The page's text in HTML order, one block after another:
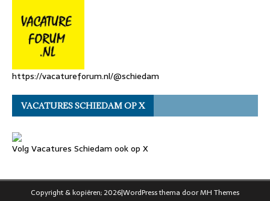
https://vacatureforum.nl/@schiedam
VACATURES SCHIEDAM OP X
Volg Vacatures Schiedam ook op X
Copyright & kopiëren; 2026|WordPress thema doorMH Themes